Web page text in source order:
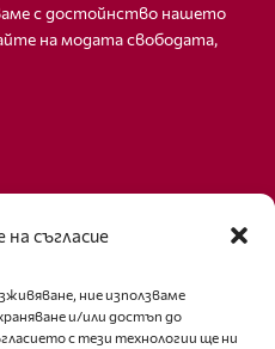
на съгласие
ние използваме
и/или достъп до
с тези технологии ще ни
с достойнство нашето
на модата свободата,